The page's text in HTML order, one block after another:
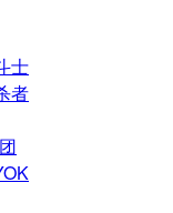
士
者